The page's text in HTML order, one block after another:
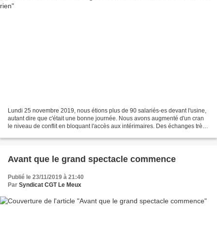
Lundi 25 novembre 2019, nous étions plus de 90 salariés-es devant l'usine,
autant dire que c'était une bonne journée. Nous avons augmenté d'un cran
le niveau de conflit en bloquant l'accès aux intérimaires. Des échanges très
Avant que le grand spectacle commence
Publié le 23/11/2019 à 21:40
Par Syndicat CGT Le Meux